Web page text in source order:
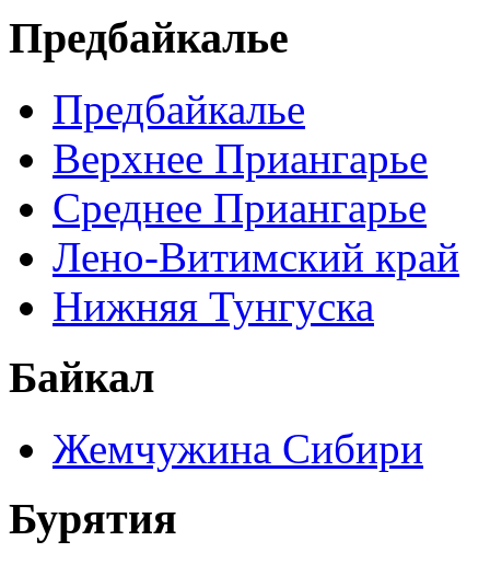
Предбайкалье
Предбайкалье
Верхнее Приангарье
Среднее Приангарье
Лено-Витимский край
Нижняя Тунгуска
Байкал
Жемчужина Сибири
Бурятия